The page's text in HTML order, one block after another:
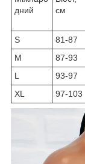
дний
см
S 81-87
M
87-93
L
93-97
XL
97-103